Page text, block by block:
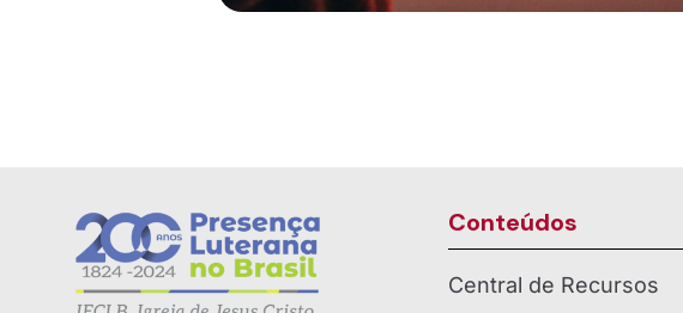
Conteúdos
Central de Recursos